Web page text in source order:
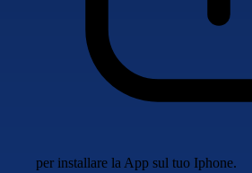
per installare la App sul tuo Iphone.